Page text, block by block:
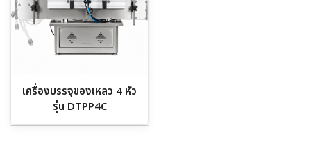
เครื่องบรรจุของเหลว 4 หัว
รุ่น DTPP4C